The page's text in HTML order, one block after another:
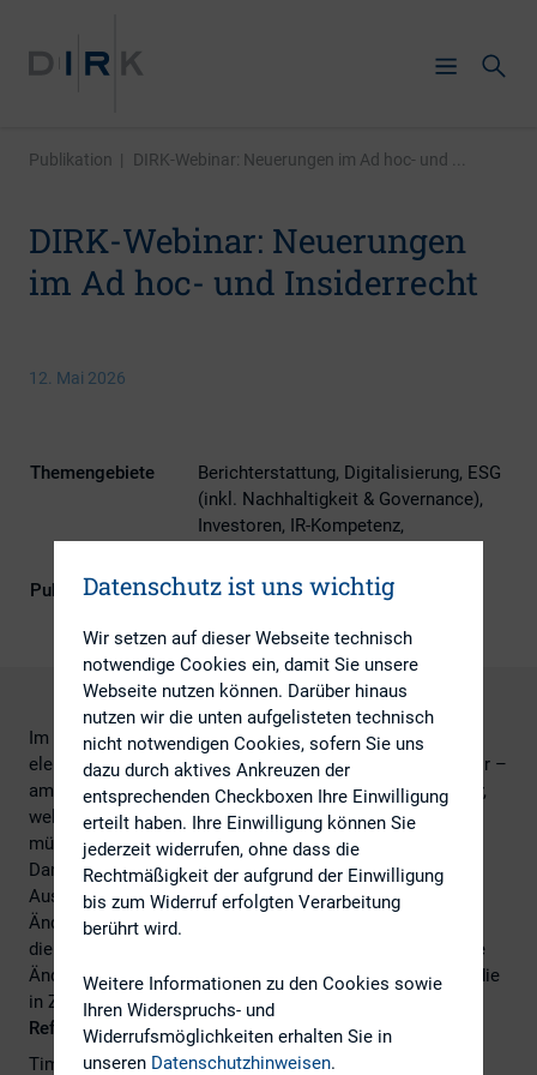
Publikation | DIRK-Webinar: Neuerungen im Ad hoc- und ...
DIRK-Webinar: Neuerungen
im Ad hoc- und Insiderrecht
12. Mai 2026
Themengebiete
Berichterstattung, Digitalisierung, ESG
(inkl. Nachhaltigkeit & Governance),
Investoren, IR-Kompetenz,
Publikationsform
DIRK-Publikationen
Im Webinar stellen wir den neuen Prozess der BaFin zur
elektronischen Übermittlung von Insiderinformationen vor –
am Beispiel des IR-Cockpits von EQS. Dabei erläutern wir,
welche Anforderungen Emittenten künftig beachten
müssen.
Darüber hinaus geben wir einen Ausblick auf die
Auswirkungen auf die Ad-hoc Publizität durch die
Änderungen von Art. 17 MAR im Zuge des EU Listing Act,
die im Juni 2026 in Kraft treten. Dies betrifft vor allem die
Änderungen im Umgang mit gestreckten Sachverhalten, die
in Zukunft später zu veröffentlichen sind.
Referenten
Timo Holzborn, Orrick, Herrington & Sutcliffe LLP
Datenschutz ist uns wichtig
Wir setzen auf dieser Webseite technisch
notwendige Cookies ein, damit Sie unsere
Webseite nutzen können. Darüber hinaus
nutzen wir die unten aufgelisteten technisch
nicht notwendigen Cookies, sofern Sie uns
dazu durch aktives Ankreuzen der
entsprechenden Checkboxen Ihre Einwilligung
erteilt haben. Ihre Einwilligung können Sie
jederzeit widerrufen, ohne dass die
Rechtmäßigkeit der aufgrund der Einwilligung
bis zum Widerruf erfolgten Verarbeitung
berührt wird.
Weitere Informationen zu den Cookies sowie
Ihren Widerspruchs- und
Widerrufsmöglichkeiten erhalten Sie in
unseren Datenschutzhinweisen.